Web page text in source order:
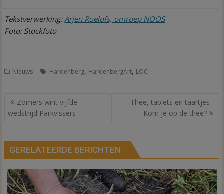
Tekstverwerking: Arjen Roelofs, omroep NOOS
Foto: Stockfoto
Nieuws Hardenberg, HardenbergArt, LOC
Bericht
navigatie
Zomers wint vijfde
wedstrijd Parkvissers
Thee, tablets en taartjes –
Kom je op de thee?
GERELATEERDE BERICHTEN